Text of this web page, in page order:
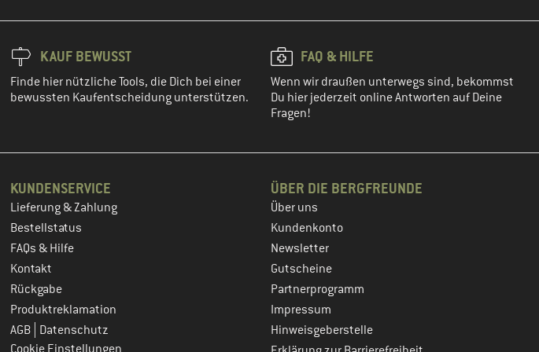
KAUF BEWUSST
Finde hier nützliche Tools, die Dich bei einer
bewussten Kaufentscheidung unterstützen.
FAQ & HILFE
Wenn wir draußen unterwegs sind, bekommst
Du hier jederzeit online Antworten auf Deine
Fragen!
KUNDENSERVICE
Lieferung & Zahlung
Bestellstatus
FAQs & Hilfe
Kontakt
Rückgabe
Produktreklamation
AGB Datenschutz
ÜBER DIE BERGFREUNDE
Über uns
Kundenkonto
Newsletter
Gutscheine
Partnerprogramm
Impressum
Hinweisgeberstelle